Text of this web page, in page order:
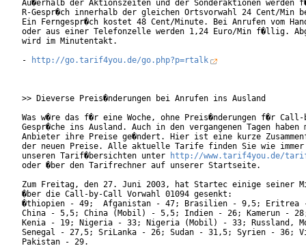
Au�erhalb der Aktionszeiten und der Sonderaktionen werden
R-Gespr�ch innerhalb der gleichen Ortsvorwahl 24 Cent/Min
Ein Ferngespr�ch kostet 48 Cent/Minute. Bei Anrufen vom
oder aus einer Telefonzelle werden 1,24 Euro/Min f�llig.
wird im Minutentakt.
-
http://go.tarif4you.de/go.php?p=rtalk
>> Dieverse Preis�nderungen bei Anrufen ins Ausland
Was w�re das f�r eine Woche, ohne Preis�nderungen f�r
Gespr�che ins Ausland. Auch in den vergangenen Tagen haben
Anbieter ihre Preise ge�ndert. Hier ist eine kurze
der neuen Preise. Alle aktuelle Tarife finden Sie wie
unseren Tarif�bersichten unter
http://www.tarif4you.de/
oder �ber den Tarifrechner auf unserer Startseite.
Zum Freitag, den 27. Juni 2003, hat Startec einige seiner
�ber die Call-by-Call Vorwahl 01094 gesenkt:
�thiopien - 49;  Afganistan - 47; Brasilien - 9,5; Eritrea
China - 5,5; China (Mobil) - 5,5; Indien - 26; Kamerun -
Kenia - 19; Nigeria - 33; Nigeria (Mobil) - 33; Russland,
Senegal - 27,5; SriLanka - 26; Sudan - 31,5; Syrien - 36;
Pakistan - 29.